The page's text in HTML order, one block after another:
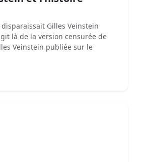
Gilles Veinstein
là de la version censurée de
Veinstein publiée sur le